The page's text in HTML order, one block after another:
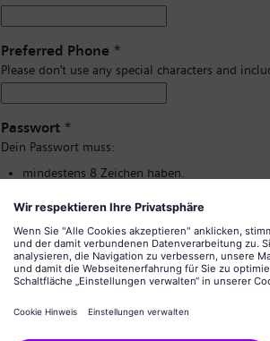
Preferred Phone *
Please don’t use any special characters and
Passwort *
Dein Passwort muss:
mindestens 8 Zeichen haben.
keine allgemein üblichen Wörter enthalten.
Bestätigung des Passworts*